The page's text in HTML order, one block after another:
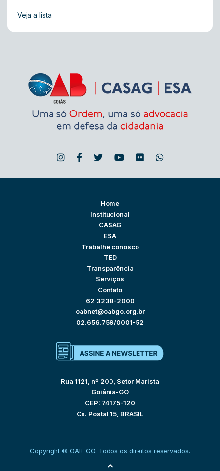
Veja a lista
Home
Institucional
CASAG
ESA
Trabalhe conosco
TED
Transparência
Serviços
Contato
62 3238-2000
oabnet@oabgo.org.br
02.656.759/0001-52
Rua 1121, nº 200, Setor Marista
Goiânia-GO
CEP: 74175-120
Cx. Postal 15, BRASIL
Copyright © OAB-GO. Todos os direitos reservados.